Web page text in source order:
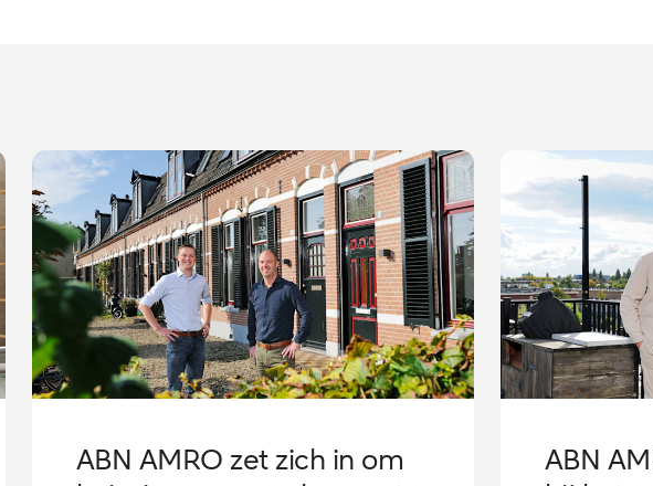
ABN AMRO zet zich in om
ABN